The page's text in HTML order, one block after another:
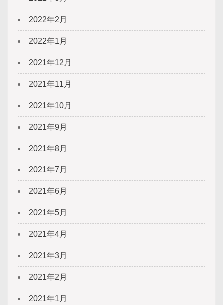
2022年2月
2022年1月
2021年12月
2021年11月
2021年10月
2021年9月
2021年8月
2021年7月
2021年6月
2021年5月
2021年4月
2021年3月
2021年2月
2021年1月